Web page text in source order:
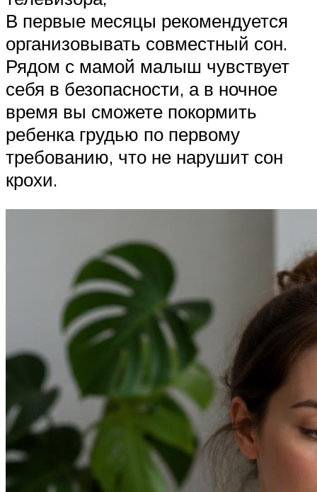
В первые месяцы рекомендуется
организовывать совместный сон.
Рядом с мамой малыш чувствует
себя в безопасности, а в ночное
время вы сможете покормить
ребенка грудью по первому
требованию, что не нарушит сон
крохи.